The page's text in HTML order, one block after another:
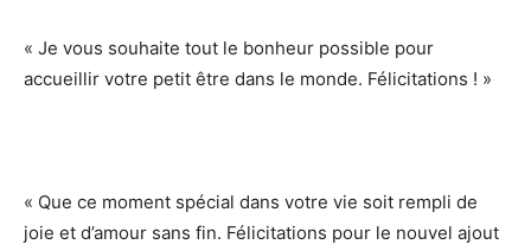
« Je vous souhaite tout le bonheur possible pour
accueillir votre petit être dans le monde. Félicitations ! »
« Que ce moment spécial dans votre vie soit rempli de
joie et d’amour sans fin. Félicitations pour le nouvel ajout